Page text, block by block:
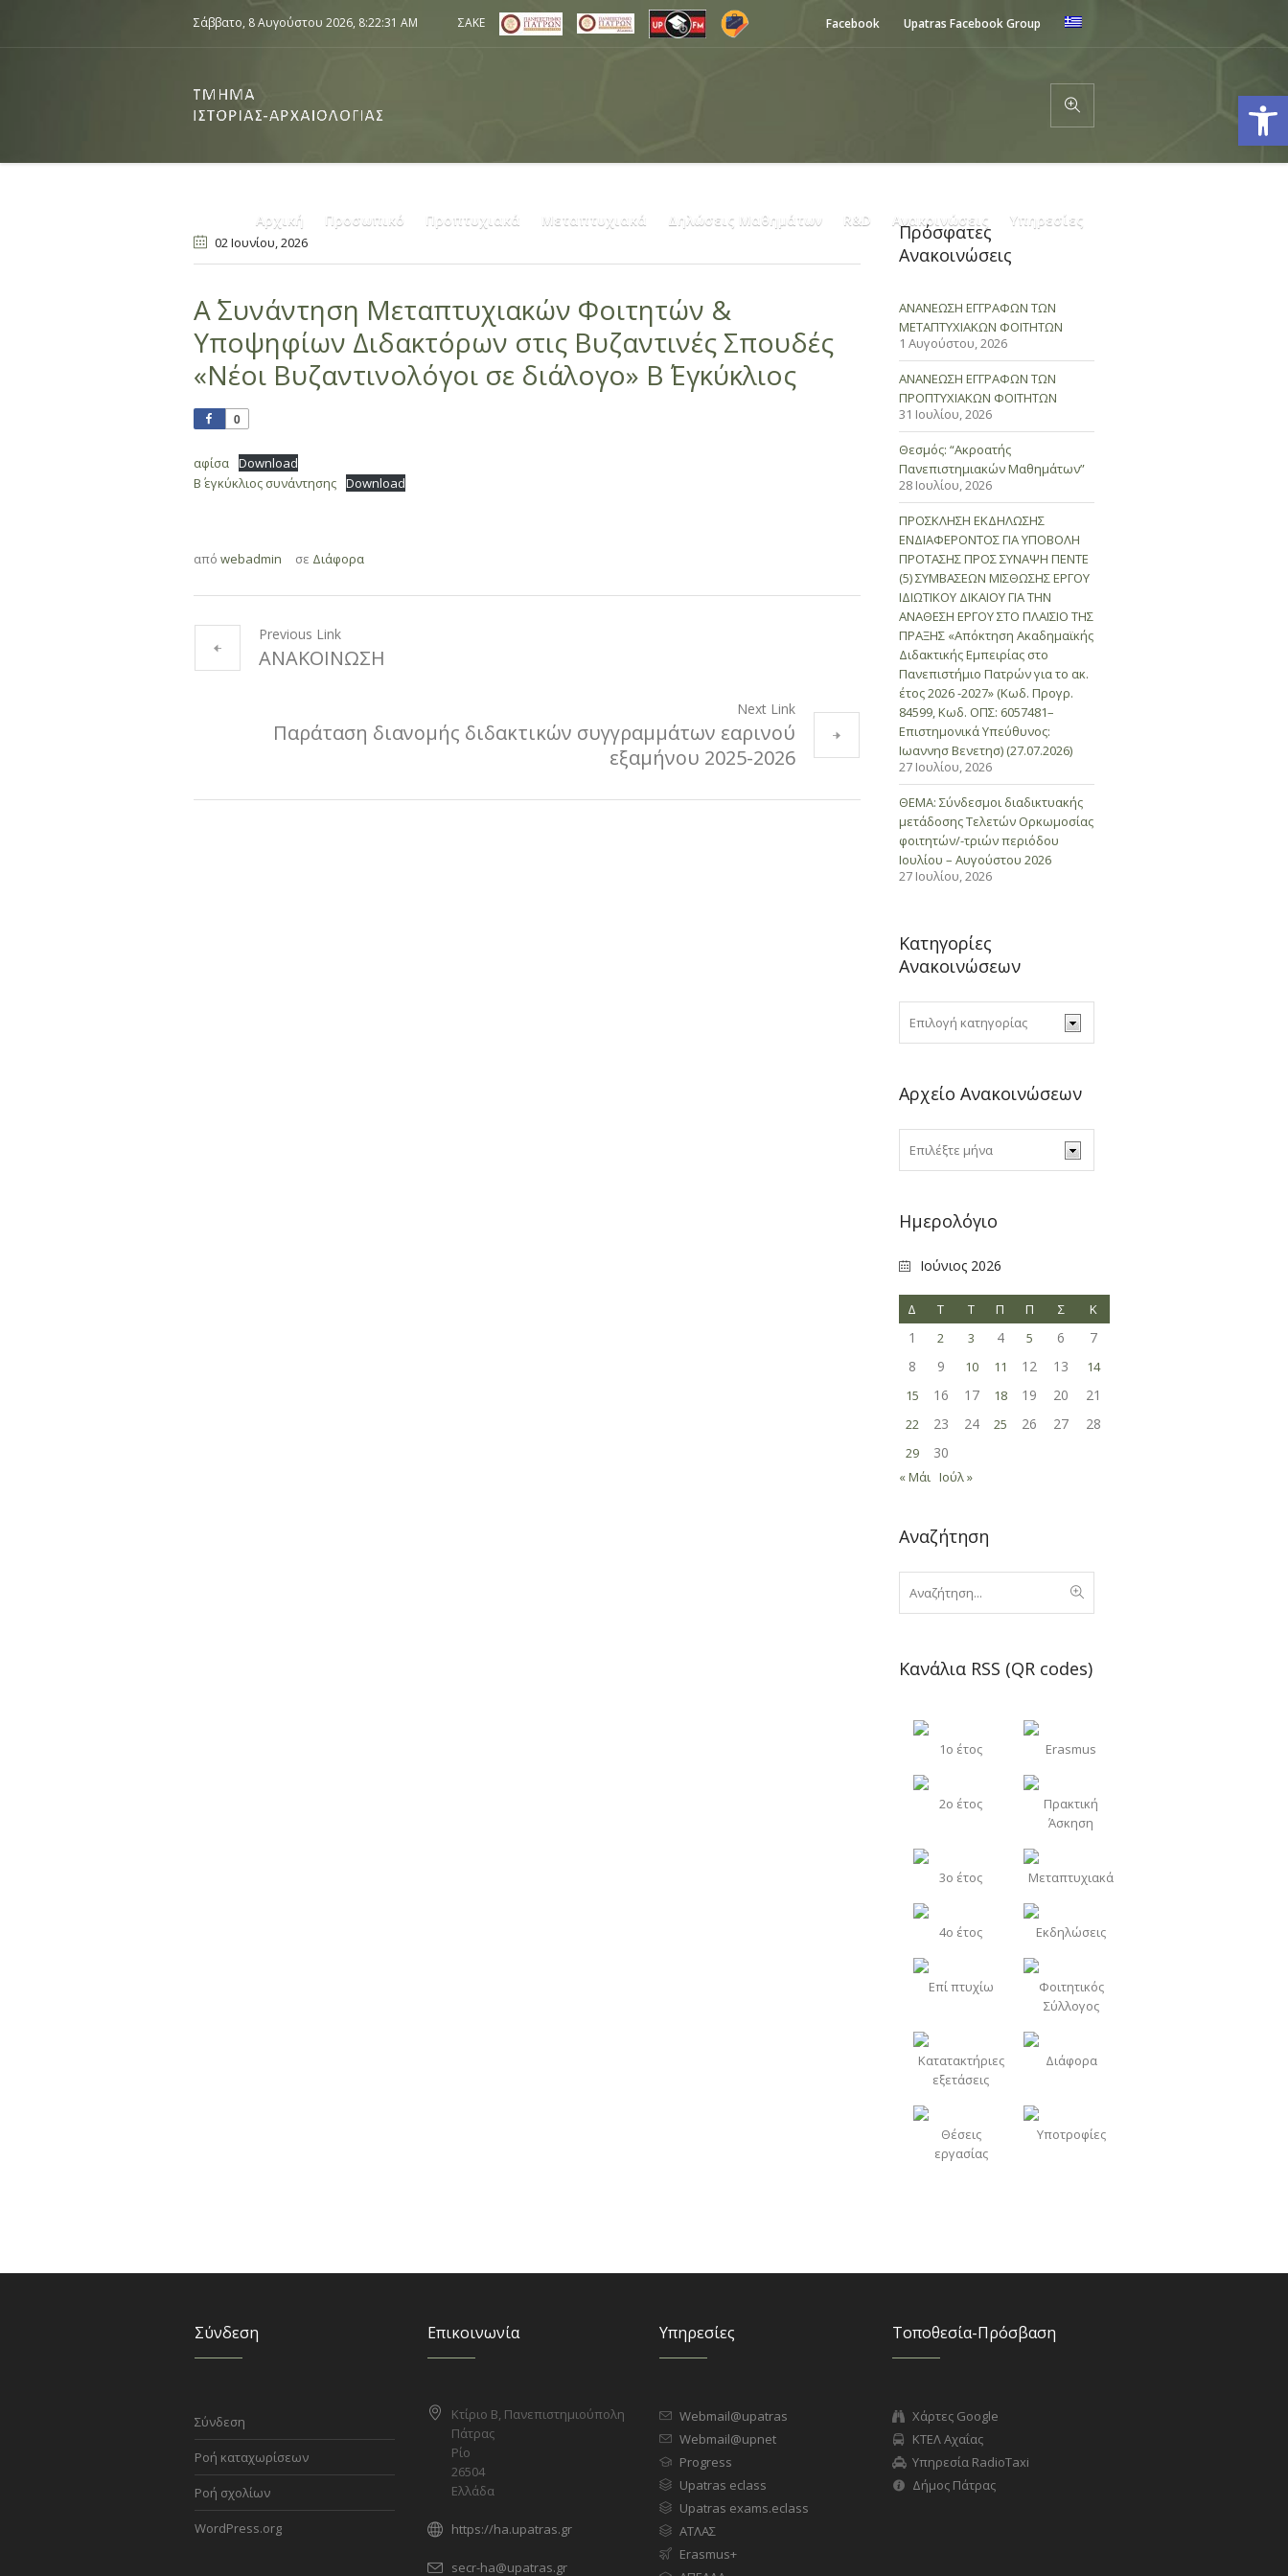
Facebook Upatras Facebook Group
Σάββατο, 8 Αυγούστου 2026, 8:22:31 AM ΣΑΚΕ
Αρχική Προσωπικό Προπτυχιακά Μεταπτυχιακά Δηλώσεις Μαθημάτων R&D Ανακοινώσεις Υπηρεσίες
02 Ιουνίου, 2026
Α΄ Συνάντηση Μεταπτυχιακών Φοιτητών &
Υποψηφίων Διδακτόρων στις Βυζαντινές Σπουδές
«Νέοι Βυζαντινολόγοι σε διάλογο» Β΄ Εγκύκλιος
0
αφίσα Download
Β΄ εγκύκλιος συνάντησης Download
από webadmin σε Διάφορα
Previous Link
ΑΝΑΚΟΙΝΩΣΗ
Next Link
Παράταση διανομής διδακτικών συγγραμμάτων εαρινού
εξαμήνου 2025-2026
Πρόσφατες
Ανακοινώσεις
ΑΝΑΝΕΩΣΗ ΕΓΓΡΑΦΩΝ ΤΩΝ
ΜΕΤΑΠΤΥΧΙΑΚΩΝ ΦΟΙΤΗΤΩΝ
1 Αυγούστου, 2026
ΑΝΑΝΕΩΣΗ ΕΓΓΡΑΦΩΝ ΤΩΝ
ΠΡΟΠΤΥΧΙΑΚΩΝ ΦΟΙΤΗΤΩΝ
31 Ιουλίου, 2026
Θεσμός: “Ακροατής
Πανεπιστημιακών Μαθημάτων”
28 Ιουλίου, 2026
ΠΡΟΣΚΛΗΣΗ ΕΚΔΗΛΩΣΗΣ
ΕΝΔΙΑΦΕΡΟΝΤΟΣ ΓΙΑ ΥΠΟΒΟΛΗ
ΠΡΟΤΑΣΗΣ ΠΡΟΣ ΣΥΝΑΨΗ ΠΕΝΤΕ
(5) ΣΥΜΒΑΣΕΩΝ ΜΙΣΘΩΣΗΣ ΕΡΓΟΥ
ΙΔΙΩΤΙΚΟΥ ΔΙΚΑΙΟΥ ΓΙΑ ΤΗΝ
ΑΝΑΘΕΣΗ ΕΡΓΟΥ ΣΤΟ ΠΛΑΙΣΙΟ ΤΗΣ
ΠΡΑΞΗΣ «Απόκτηση Ακαδημαϊκής
Διδακτικής Εμπειρίας στο
Πανεπιστήμιο Πατρών για το ακ.
έτος 2026 -2027» (Κωδ. Προγρ.
84599, Κωδ. ΟΠΣ: 6057481–
Επιστημονικά Υπεύθυνος:
Ιωαννησ Βενετησ) (27.07.2026)
27 Ιουλίου, 2026
ΘΕΜΑ: Σύνδεσμοι διαδικτυακής
μετάδοσης Τελετών Ορκωμοσίας
φοιτητών/-τριών περιόδου
Ιουλίου – Αυγούστου 2026
27 Ιουλίου, 2026
Κατηγορίες
Ανακοινώσεων
Αρχείο Ανακοινώσεων
Ημερολόγιο
Ιούνιος 2026
Δ Τ Τ Π Π Σ Κ
1 2 3 4 5 6
7
8
9 10 11 12 13
14
15
16 17 18 19 20 21
22 23 24 25 26 27 28
29 30
« Μάι Ιούλ »
Αναζήτηση
Κανάλια RSS (QR codes)
1o έτος Erasmus
2o έτος
Πρακτική
Άσκηση
3o έτος Μεταπτυχιακά
4o έτος Εκδηλώσεις
Επί πτυχίω
Φοιτητικός
Σύλλογος
Κατατακτήριες
εξετάσεις
Διάφορα
Θέσεις
εργασίας
Υποτροφίες
Σύνδεση
Σύνδεση
Ροή καταχωρίσεων
Ροή σχολίων
WordPress.org
Επικοινωνία
Κτίριο Β, Πανεπιστημιούπολη
Πάτρας
Ρίο
26504
Ελλάδα
https://ha.upatras.gr
secr-ha@upatras.gr
Υπηρεσίες
Webmail@upatras
Webmail@upnet
Progress
Upatras eclass
Upatras exams.eclass
ΑΤΛΑΣ
Erasmus+
Τοποθεσία-Πρόσβαση
Χάρτες Google
ΚΤΕΛ Αχαΐας
Υπηρεσία RadioTaxi
Δήμος Πάτρας